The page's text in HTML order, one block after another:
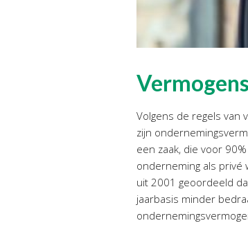
Volgens de regels
zijn
een zaak, die voor
onderneming als privé
uit 2001 geoordeeld
jaarbasis minder